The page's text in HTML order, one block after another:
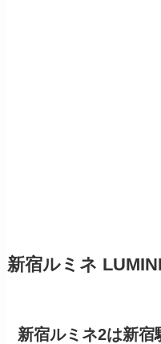
新宿ルミネ
新宿ルミネ2は新